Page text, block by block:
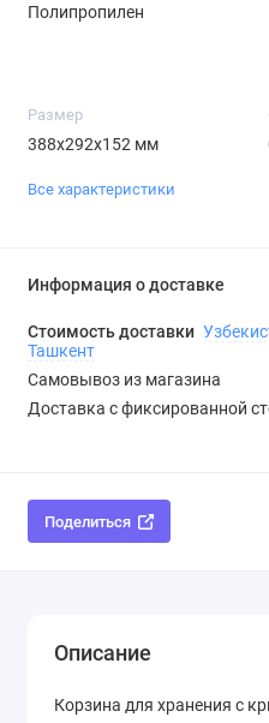
Полипропилен
Размер
388х292х152 мм
Все характеристики
Информация о доставке
Стоимость доставки
Ташкент
Самовывоз из магазина
Доставка с фиксированной
Поделиться
Описание
Корзина для хранения с